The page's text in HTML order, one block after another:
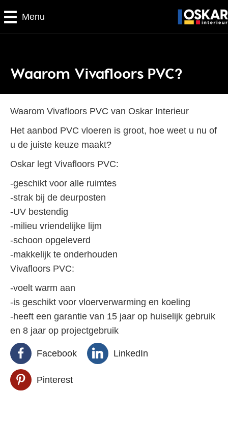
Menu
Waarom Vivafloors PVC?
Waarom Vivafloors PVC van Oskar Interieur
Het aanbod PVC vloeren is groot, hoe weet u nu of
u de juiste keuze maakt?
Oskar legt Vivafloors PVC:
-geschikt voor alle ruimtes
-strak bij de deurposten
-UV bestendig
-milieu vriendelijke lijm
-schoon opgeleverd
-makkelijk te onderhouden
Vivafloors PVC:
-voelt warm aan
-is geschikt voor vloerverwarming en koeling
-heeft een garantie van 15 jaar op huiselijk gebruik
en 8 jaar op projectgebruik
Facebook LinkedIn
Pinterest